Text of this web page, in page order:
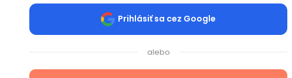
Prihlásiť sa cez Google
alebo